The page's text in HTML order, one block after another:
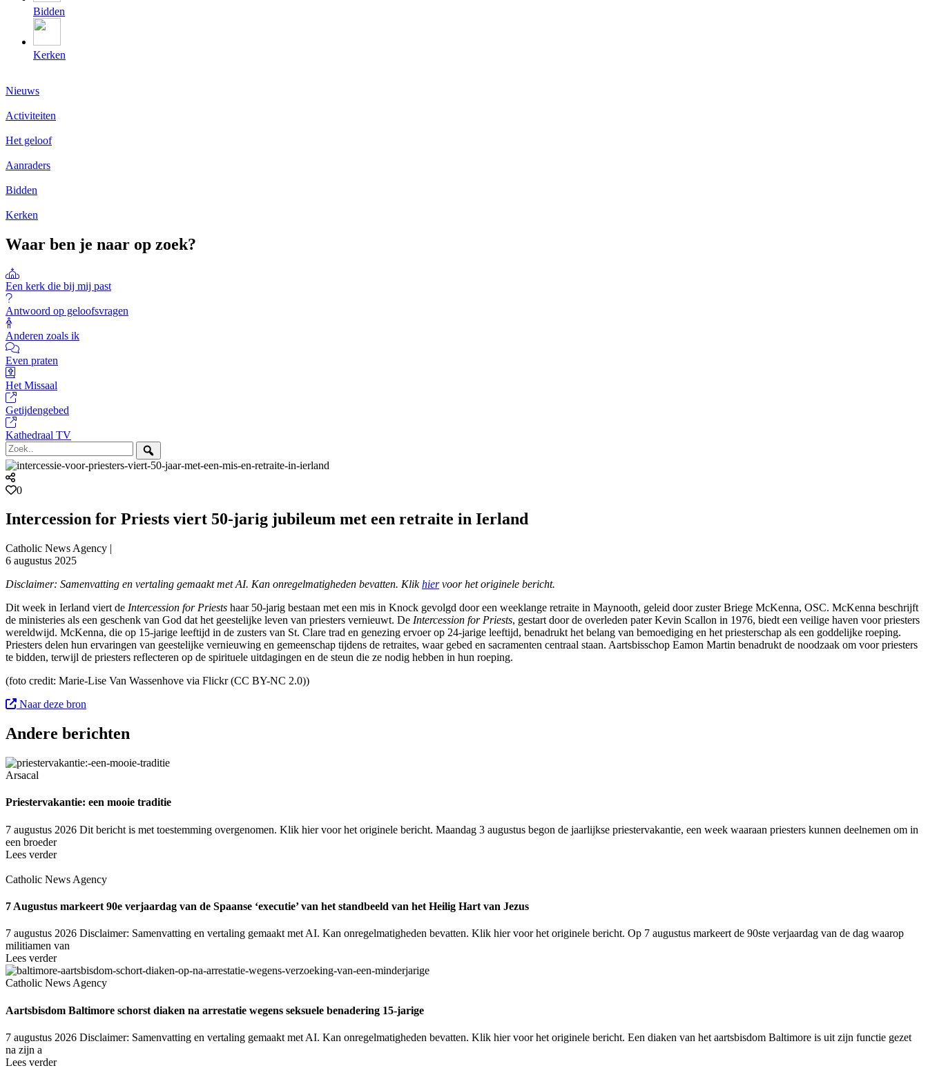
Bidden
Kerken
Nieuws
Activiteiten
Het geloof
Aanraders
Bidden
Kerken
Waar ben je naar op zoek?
Een kerk die bij mij past
Antwoord op geloofsvragen
Anderen zoals ik
Even praten
Het Missaal
Getijdengebed
Kathedraal TV
0
Intercession for Priests viert 50-jarig jubileum met een retraite in Ierland
Catholic News Agency |
6 augustus 2025
Disclaimer: Samenvatting en vertaling gemaakt met AI. Kan onregelmatigheden bevatten. Klikhiervoor het originele bericht.
Dit week in Ierland viert de Intercession for Priests haar 50-jarig bestaan met een mis in Knock gevolgd door een weeklange retraite in Maynooth, geleid door zuster Briege McKenna, OSC. McKenna beschrijft
de ministeries als een geschenk van God dat het geestelijke leven van priesters vernieuwt. De Intercession for Priests, gestart door de overleden pater Kevin Scallon in 1976, biedt een veilige haven voor priesters
wereldwijd. McKenna, die op 15-jarige leeftijd in de zusters van St. Clare trad en genezing ervoer op 24-jarige leeftijd, benadrukt het belang van bemoediging en het priesterschap als een goddelijke roeping.
Priesters delen hun ervaringen van geestelijke vernieuwing en gemeenschap tijdens de retraites, waar gebed en sacramenten centraal staan. Aartsbisschop Eamon Martin benadrukt de noodzaak om voor priesters
te bidden, terwijl de priesters reflecteren op de spirituele uitdagingen en de steun die ze nodig hebben in hun roeping.
(foto credit: Marie-Lise Van Wassenhove via Flickr (CC BY-NC 2.0))
Naar deze bron
Andere berichten
Arsacal
Priestervakantie: een mooie traditie
7 augustus 2026 Dit bericht is met toestemming overgenomen. Klik hier voor het originele bericht. Maandag 3 augustus begon de jaarlijkse priestervakantie, een week waaraan priesters kunnen deelnemen om in
een broeder
Lees verder
Catholic News Agency
7 Augustus markeert 90e verjaardag van de Spaanse ‘executie’ van het standbeeld van het Heilig Hart van Jezus
7 augustus 2026 Disclaimer: Samenvatting en vertaling gemaakt met AI. Kan onregelmatigheden bevatten. Klik hier voor het originele bericht. Op 7 augustus markeert de 90ste verjaardag van de dag waarop
militiamen van
Lees verder
Catholic News Agency
Aartsbisdom Baltimore schorst diaken na arrestatie wegens seksuele benadering 15-jarige
7 augustus 2026 Disclaimer: Samenvatting en vertaling gemaakt met AI. Kan onregelmatigheden bevatten. Klik hier voor het originele bericht. Een diaken van het aartsbisdom Baltimore is uit zijn functie gezet
na zijn a
Lees verder